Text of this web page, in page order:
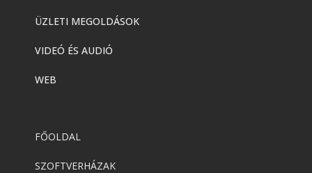
ÜZLETI MEGOLDÁSOK
VIDEÓ ÉS AUDIÓ
WEB
FŐOLDAL
SZOFTVERHÁZAK